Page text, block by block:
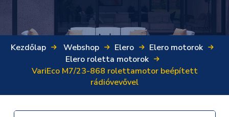
Kezdőlap Webshop Elero
Elero motorok
Elero roletta motorok
VariEco M7/23-868 rolettamotor beépített
rádióvevővel